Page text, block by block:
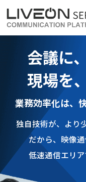
会議に
現場を
業務効率化は、
独自技術が、より
だから、映像通
低速通信エリ